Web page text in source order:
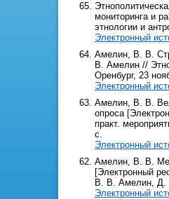
мониторинга и
этнологии и
Электронный
Амелин, В. В.
В. Амелин //
Оренбург, 23
Электронный
Амелин, В. В.
опроса
практ.
с.
Электронный
Амелин, В. В.
[Электронный
В. В. Амелин, Д.
Электронный